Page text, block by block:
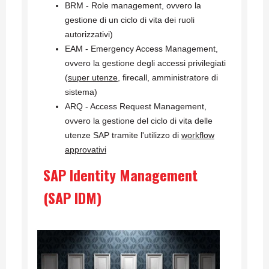
BRM - Role management, ovvero la
gestione di un ciclo di vita dei ruoli
autorizzativi)
EAM - Emergency Access Management,
ovvero la gestione degli accessi privilegiati
(super utenze , firecall, amministratore di
sistema)
ARQ - Access Request Management,
ovvero la gestione del ciclo di vita delle
utenze SAP tramite l'utilizzo di workflow
approvativi
SAP Identity Management
(SAP IDM)